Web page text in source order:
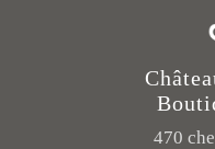
470